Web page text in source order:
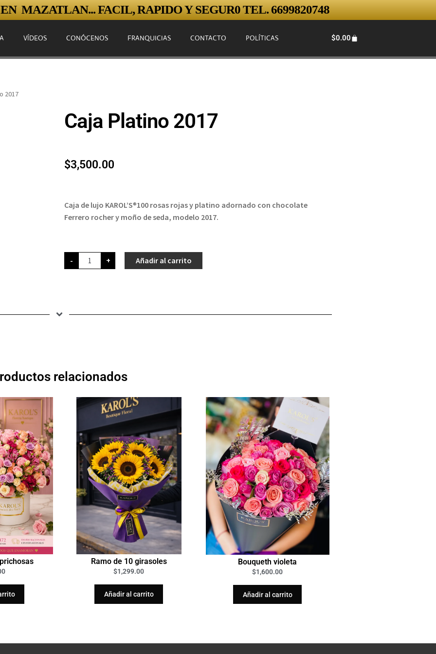
MAZATLAN... FACIL, RAPIDO Y SEGUR0 TEL. 6699820748
VÍDEOS CONÓCENOS FRANQUICIAS CONTACTO POLÍTICAS $0.00
2017
Caja Platino 2017
$3,500.00
Caja de lujo KAROL’S®️100 rosas rojas y platino adornado con chocolate
Ferrero rocher y moño de seda, modelo 2017.
- + Añadir al carrito
relacionados
Ramo de 10 girasoles
$1,299.00
Añadir al carrito
Bouqueth violeta
$1,600.00
Añadir al carrito